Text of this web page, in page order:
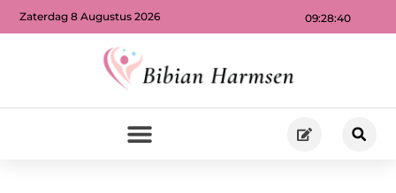
09:28:41
Zaterdag 8 Augustus 2026